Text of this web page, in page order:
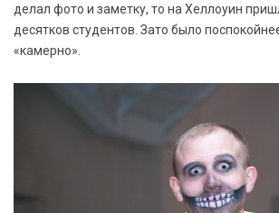
делал фото и заметку, то на Хеллоуин
десятков студентов. Зато было
«камерно».